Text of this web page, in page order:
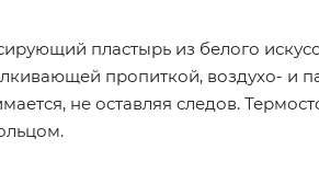
пластырь из белого
пропиткой, воздухо-
не оставляя следов.